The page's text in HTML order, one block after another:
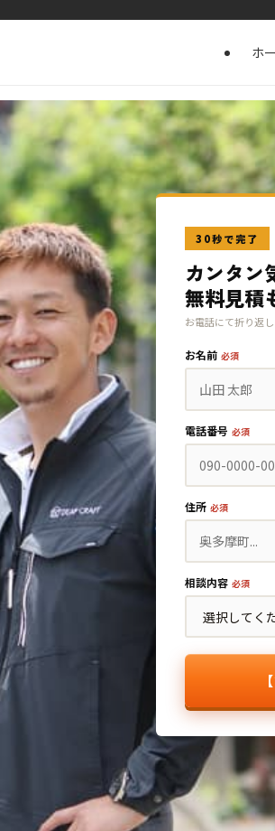
ホ
30秒で完了
カンタン
無料見積
お電話にて折り返
お名前 必須
電話番号 必須
住所 必須
相談内容 必須